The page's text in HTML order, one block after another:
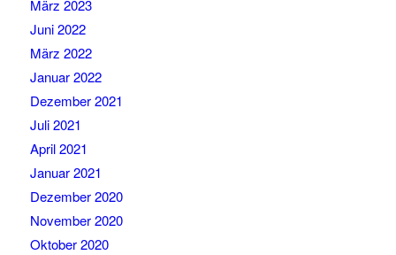
März 2023
Juni 2022
März 2022
Januar 2022
Dezember 2021
Juli 2021
April 2021
Januar 2021
Dezember 2020
November 2020
Oktober 2020